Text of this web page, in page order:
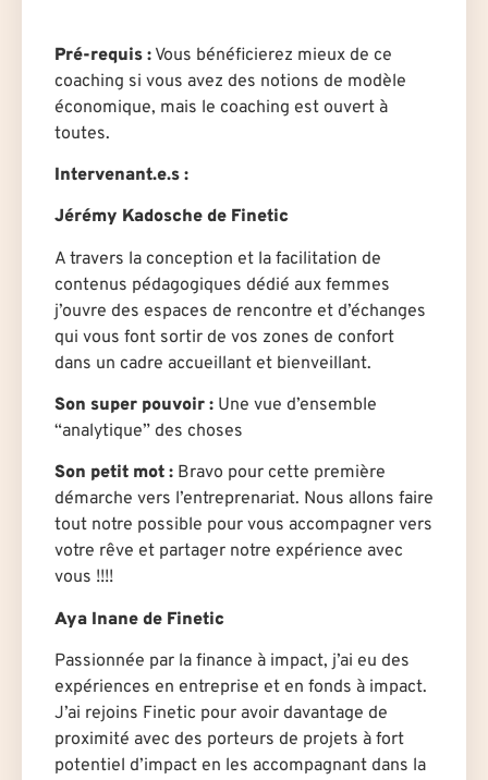
Pré-requis : Vous bénéficierez mieux de ce
coaching si vous avez des notions de modèle
économique, mais le coaching est ouvert à
toutes.
Intervenant.e.s :
Jérémy Kadosche de Finetic
A travers la conception et la facilitation de
contenus pédagogiques dédié aux femmes
j’ouvre des espaces de rencontre et d’échanges
qui vous font sortir de vos zones de confort
dans un cadre accueillant et bienveillant.
Son super pouvoir : Une vue d’ensemble
“analytique” des choses
Son petit mot : Bravo pour cette première
démarche vers l’entreprenariat. Nous allons faire
tout notre possible pour vous accompagner vers
votre rêve et partager notre expérience avec
vous !!!!
Aya Inane de Finetic
Passionnée par la finance à impact, j’ai eu des
expériences en entreprise et en fonds à impact.
J’ai rejoins Finetic pour avoir davantage de
proximité avec des porteurs de projets à fort
potentiel d’impact en les accompagnant dans la